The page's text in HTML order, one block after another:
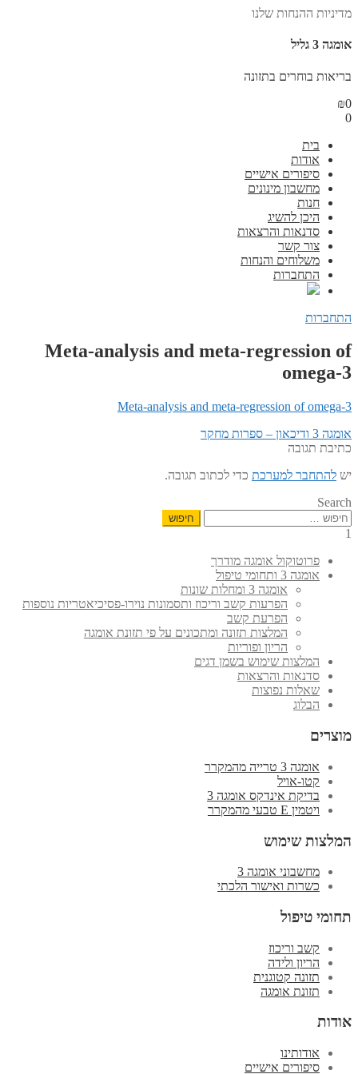
מדיניות ההנחות שלנו
אומגה 3 גליל
בריאות בוחרים בתזונה
₪0
0
בית
אודות
סיפורים אישיים
מחשבון מינונים
חנות
היכן להשיג
סדנאות והרצאות
צור קשר
משלוחים והנחות
התחברות
התחברות
Meta-analysis and meta-regression of
omega-3
Meta-analysis and meta-regression of omega-3
ניווט
הפוסט
הקודם:
אומגה 3 ודיכאון – ספרות מחקר
כתיבת תגובה
יש להתחבר למערכת כדי לכתוב תגובה.
Search
חיפוש:
1
פרוטוקול אומגה מודרך
אומגה 3 ותחומי טיפול
אומגה 3 ומחלות שונות
הפרעות קשב וריכוז ותסמונות נוירו-פסיכיאטריות נוספות
הפרעת קשב
המלצות תזונה ומתכונים על פי תזונת אומגה
הריון ופוריות
המלצות שימוש בשמן דגים
סדנאות והרצאות
שאלות נפוצות
הבלוג
מוצרים
אומגה 3 טרייה מהמקרר
קטו-אויל
בדיקת אינדקס אומגה 3
ויטמין E טבעי מהמקרר
המלצות שימוש
מחשבוני אומגה 3
כשרות ואישור הלכתי
תחומי טיפול
קשב וריכוז
הריון ולידה
תזונה קטוגנית
תזונת אומגה
אודות
אודותינו
סיפורים אישיים